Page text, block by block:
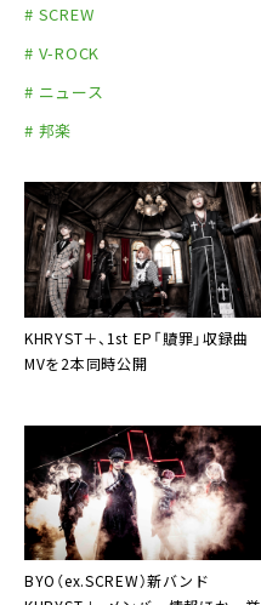
# SCREW
# V-ROCK
# ニュース
# 邦楽
KHRYST＋、1st EP「贖罪」収録曲
MVを2本同時公開
BYO （ex.SCREW）新バンド